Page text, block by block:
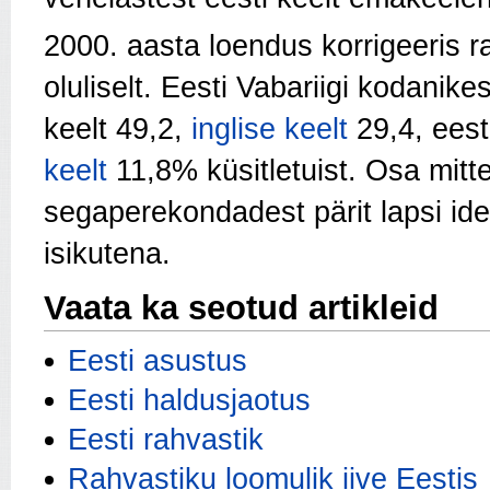
2000. aasta loendus korrigeeris
oluliselt. Eesti Vabariigi
keelt 49,2, inglise keelt 29,4,
keelt 11,8% küsitletuist. Osa
segaperekondadest pärit lapsi
isikutena.
Vaata ka seotud artikleid
Eesti asustus
Eesti haldusjaotus
Eesti rahvastik
Rahvastiku loomulik iive Eestis